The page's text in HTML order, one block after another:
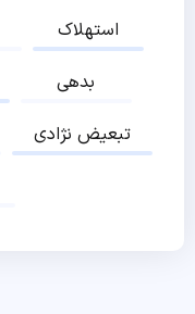
استهلاک
بدهی
تبعیض نژادی